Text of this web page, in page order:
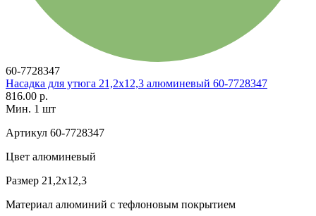
60-7728347
Насадка для утюга 21,2х12,3 алюминевый 60-7728347
816.00 р.
Мин. 1 шт
Артикул 60-7728347
Цвет алюминевый
Размер 21,2х12,3
Материал алюминий с тефлоновым покрытием